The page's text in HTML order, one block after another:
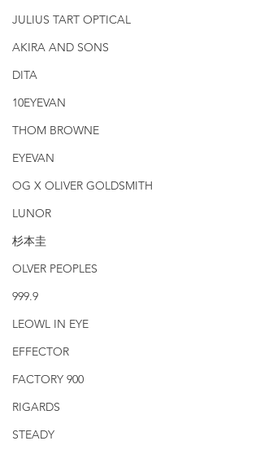
JULIUS TART OPTICAL
AKIRA AND SONS
DITA
10EYEVAN
THOM BROWNE
EYEVAN
OG X OLIVER GOLDSMITH
LUNOR
杉本圭
OLVER PEOPLES
999.9
LEOWL IN EYE
EFFECTOR
FACTORY 900
RIGARDS
STEADY